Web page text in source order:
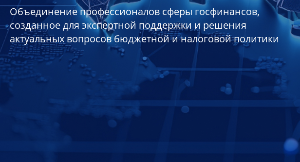
Объединение профессионалов сферы госфинансов,
созданное для экспертной поддержки и решения
актуальных вопросов бюджетной и налоговой политики